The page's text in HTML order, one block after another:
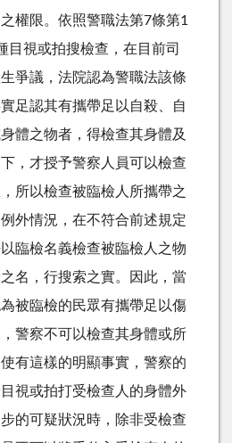
權限。依照警職法第7條第1
目視或拍搜檢查，在目前司
爭議，法院認為警職法該條
足認其有攜帶足以自殺、自
體之物者，得檢查其身體及
，才授予警察人員可以檢查
所以檢查被臨檢人所攜帶之
外情況，在不符合前述規定
臨檢名義檢查被臨檢人之物
名，行搜索之實。因此，當
被臨檢的民眾有攜帶足以傷
警察不可以檢查其身體或所
有這樣的明顯事實，警察的
視或拍打受檢查人的身體外
的可疑狀況時，除非受檢查